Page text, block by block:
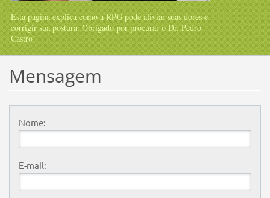
Esta página explica como a RPG pode aliviar suas dores e
corrigir sua postura. Obrigado por procurar o Dr. Pedro
Castro!
Mensagem
Nome:
E-mail: